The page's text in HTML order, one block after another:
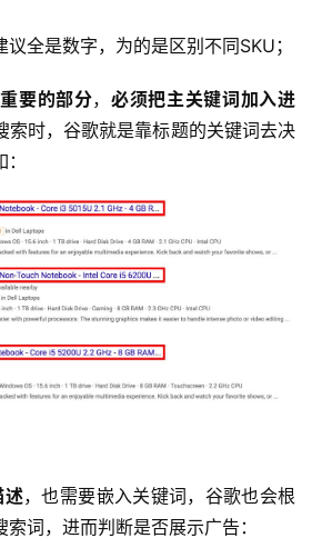
全是数字，为的是区别不同SKU；
要的部分，必须把主关键词加入进
索时，谷歌就是靠标题的关键词去决
述，也需要嵌入关键词，谷歌也会根
词，进而判断是否展示广告：